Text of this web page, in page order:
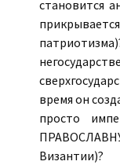
становится
время он
просто